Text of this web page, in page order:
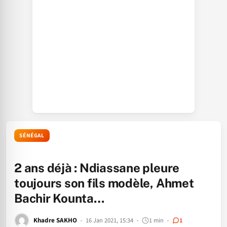
SÉNÉGAL
2 ans déjà : Ndiassane pleure
toujours son fils modèle, Ahmet
Bachir Kounta…
Khadre SAKHO 16 Jan 2021, 15:34 1 min 1